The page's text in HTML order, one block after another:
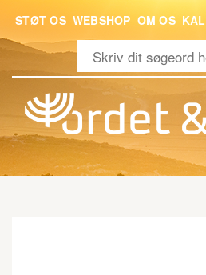
STØT OS WEBSHOP OM OS